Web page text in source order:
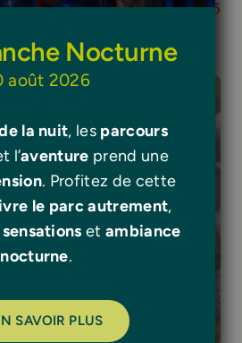
5
Nocturne
août 2026
la nuit, les parcours
l’aventure prend une
. Profitez de cette
le parc autrement,
sensations etambiance
nocturne.
SAVOIR PLUS